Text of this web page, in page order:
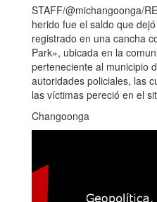
STAFF/@michangoonga/
herido fue el saldo que
registrado en una cancha
Park», ubicada en la
perteneciente al municipio
autoridades policiales, las
las víctimas pereció en el
Changoonga